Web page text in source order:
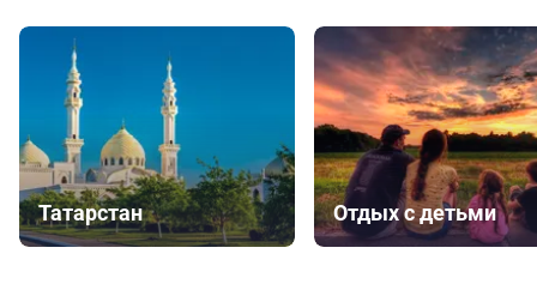
Татарстан Отдых с детьми